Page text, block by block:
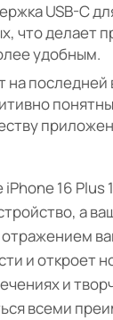
USB-C
что делает
удобным.
на последней
16 Plus
а
отражением
и откроет
и
всеми